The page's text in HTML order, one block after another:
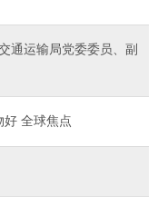
通运输局党委委员、副
好 全球焦点